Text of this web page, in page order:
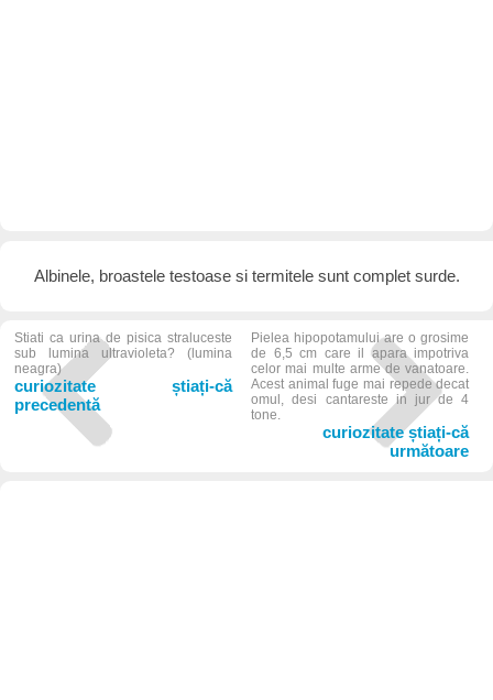
Albinele, broastele testoase si termitele sunt complet surde.
Stiati ca urina de pisica straluceste
sub lumina ultravioleta? (lumina
neagra)
curiozitate știați-că
precedentă
Pielea hipopotamului are o grosime
de 6,5 cm care il apara impotriva
celor mai multe arme de vanatoare.
Acest animal fuge mai repede decat
omul, desi cantareste in jur de 4
tone.
curiozitate știați-că
următoare